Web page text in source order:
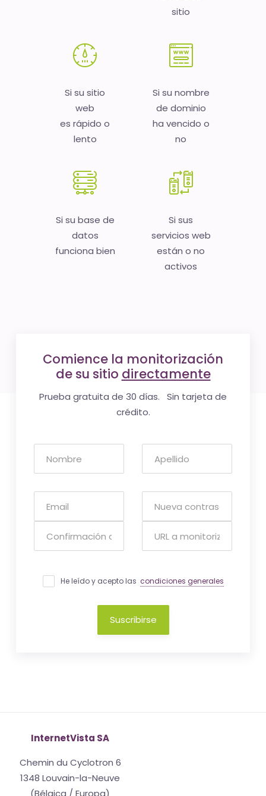
sitio
Si su sitio
web
es rápido o
lento
Si su nombre
de dominio
ha vencido o
no
Si su base de
datos
funciona bien
Si sus
servicios web
están o no
activos
Comience la monitorización
de su sitio directamente
Prueba gratuita de 30 días. Sin tarjeta de
crédito.
He leído y acepto las condiciones generales
Suscribirse
InternetVista SA
Chemin du Cyclotron 6
1348 Louvain-la-Neuve
(Bélgica / Europa)